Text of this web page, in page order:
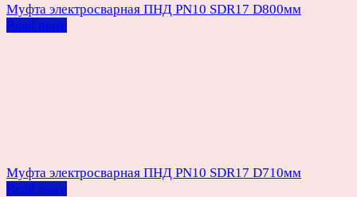
Муфта электросварная ПНД PN10 SDR17 D800мм
Read more
Муфта электросварная ПНД PN10 SDR17 D710мм
Read more